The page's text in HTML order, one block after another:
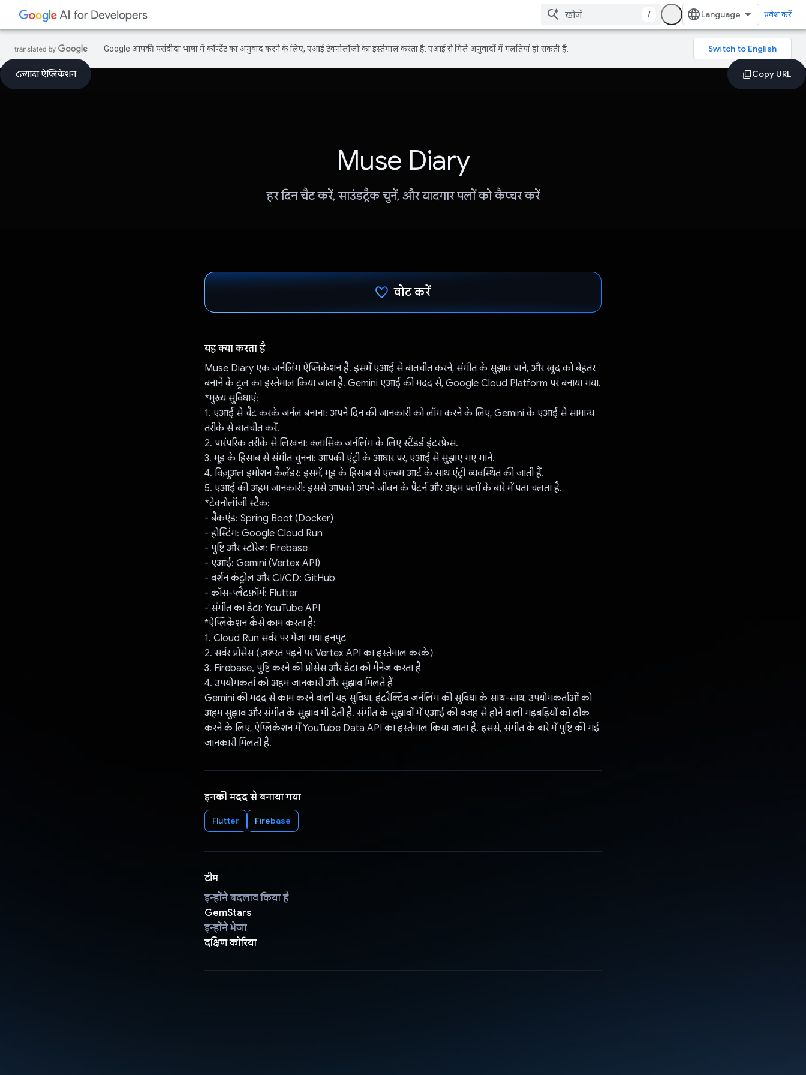
/ प्रवेश करें
Google आपकी पसंदीदा भाषा में कॉन्टेंट का अनुवाद करने के लिए, एआई टेक्नोलॉजी का इस्तेमाल करता है. एआई से मिले अनुवादों में गलतियां हो सकती हैं.
ज़्यादा ऐप्लिकेशन
Muse Diary
हर दिन चैट करें, साउंडट्रैक चुनें, और यादगार पलों को कैप्चर करें
वोट करें
यह क्या करता है
Muse Diary एक जर्नलिंग ऐप्लिकेशन है. इसमें एआई से बातचीत करने, संगीत के सुझाव पाने, और खुद को बेहतर
बनाने के टूल का इस्तेमाल किया जाता है. Gemini एआई की मदद से, Google Cloud Platform पर बनाया गया.
*मुख्य सुविधाएं:
1. एआई से चैट करके जर्नल बनाना: अपने दिन की जानकारी को लॉग करने के लिए, Gemini के एआई से सामान्य
तरीके से बातचीत करें.
2. पारंपरिक तरीके से लिखना: क्लासिक जर्नलिंग के लिए स्टैंडर्ड इंटरफ़ेस.
3. मूड के हिसाब से संगीत चुनना: आपकी एंट्री के आधार पर, एआई से सुझाए गए गाने.
4. विज़ुअल इमोशन कैलेंडर: इसमें, मूड के हिसाब से एल्बम आर्ट के साथ एंट्री व्यवस्थित की जाती हैं.
5. एआई की अहम जानकारी: इससे आपको अपने जीवन के पैटर्न और अहम पलों के बारे में पता चलता है.
*टेक्नोलॉजी स्टैक:
- बैकएंड: Spring Boot (Docker)
- होस्टिंग: Google Cloud Run
- पुष्टि और स्टोरेज: Firebase
- एआई: Gemini (Vertex API)
- वर्शन कंट्रोल और CI/CD: GitHub
- क्रॉस-प्लैटफ़ॉर्म: Flutter
- संगीत का डेटा: YouTube API
*ऐप्लिकेशन कैसे काम करता है:
1. Cloud Run सर्वर पर भेजा गया इनपुट
2. सर्वर प्रोसेस (ज़रूरत पड़ने पर Vertex API का इस्तेमाल करके)
3. Firebase, पुष्टि करने की प्रोसेस और डेटा को मैनेज करता है
4. उपयोगकर्ता को अहम जानकारी और सुझाव मिलते हैं
Gemini की मदद से काम करने वाली यह सुविधा, इंटरैक्टिव जर्नलिंग की सुविधा के साथ-साथ, उपयोगकर्ताओं को
अहम सुझाव और संगीत के सुझाव भी देती है. संगीत के सुझावों में एआई की वजह से होने वाली गड़बड़ियों को ठीक
करने के लिए, ऐप्लिकेशन में YouTube Data API का इस्तेमाल किया जाता है. इससे, संगीत के बारे में पुष्टि की गई
जानकारी मिलती है.
इनकी मदद से बनाया गया
Flutter Firebase
टीम
इन्होंने बदलाव किया है
GemStars
इन्होंने भेजा
दक्षिण कोरिया